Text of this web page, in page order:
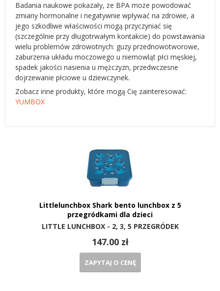
Badania naukowe pokazały, że BPA może powodować
zmiany hormonalne i negatywnie wpływać na zdrowie, a
jego szkodliwe właściwości mogą przyczyniać się
(szczególnie przy długotrwałym kontakcie) do powstawania
wielu problemów zdrowotnych: guzy przednowotworowe,
zaburzenia układu moczowego u niemowląt płci męskiej,
spadek jakości nasienia u mężczyzn, przedwczesne
dojrzewanie płciowe u dziewczynek.
Zobacz inne produkty, które mogą Cię zainteresować:
YUMBOX
Littlelunchbox Shark bento lunchbox z 5
przegródkami dla dzieci
LITTLE LUNCHBOX - 2, 3, 5 PRZEGRÓDEK
147.00 zł
ZAPYTAJ O CENĘ